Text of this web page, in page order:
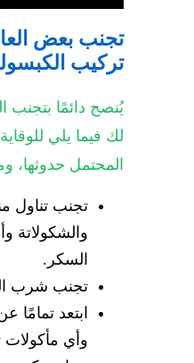
تجنب بعض
تركيب
يُنصح دائمًا بتجنب
لك فيما يلي
المحتمل حدوثها،
تجنب تناول
والشكولاتة
السكر.
تجنب شرب
ابتعد تمامًا
وأي